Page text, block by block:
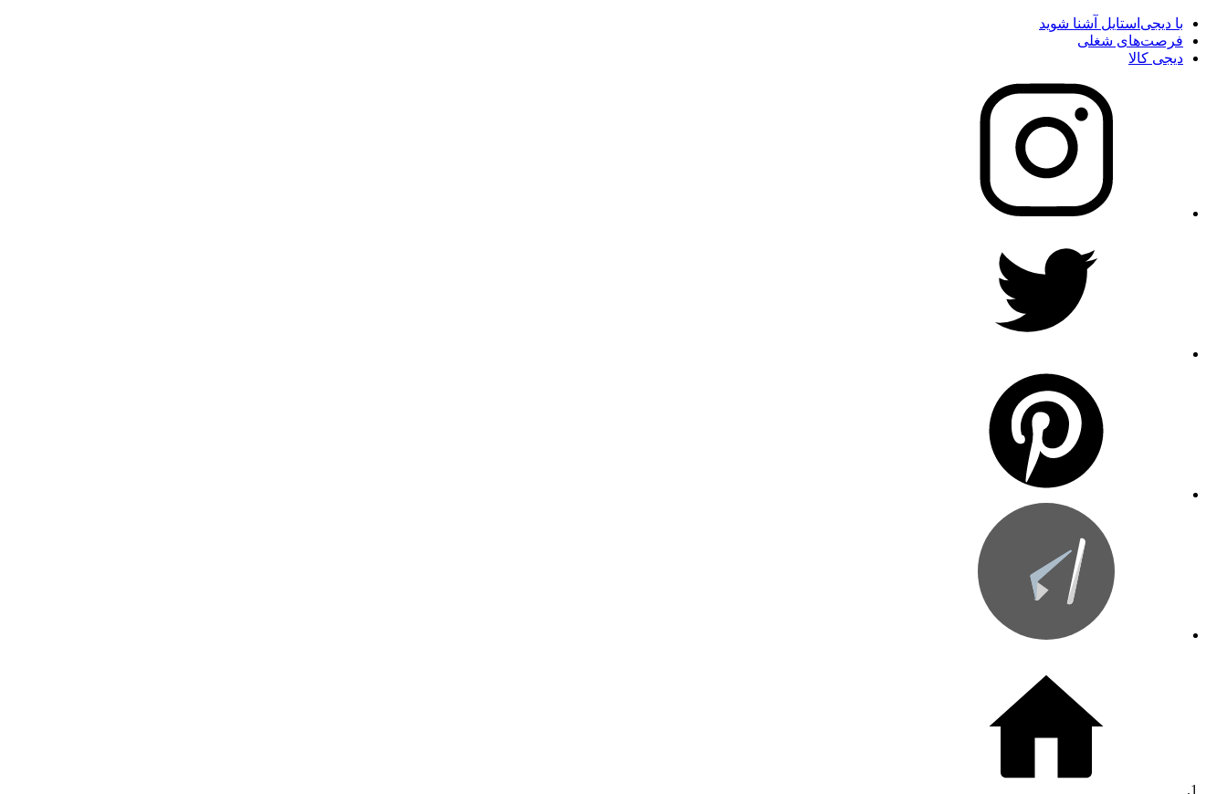
با دیجی‌استایل آشنا شوید
فرصت‌های شغلی
دیجی کالا